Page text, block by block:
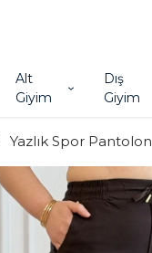
Alt
Giyim
Dış
Giyim
Yazlık Spor Pantolon